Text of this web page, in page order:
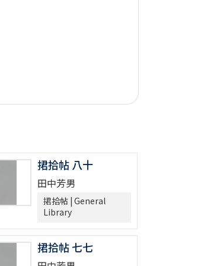
捃拾帖 八十
田中芳男
捃拾帖 | General
Library
捃拾帖 七七